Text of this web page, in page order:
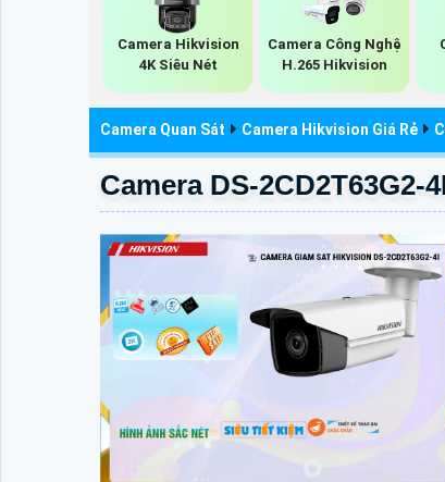
Camera Hikvision
4K Siêu Nét
Camera Công Nghệ
H.265 Hikvision
Camera Quan Sát Camera Hikvision Giá Rẻ
Camera DS-2CD2T63G2-